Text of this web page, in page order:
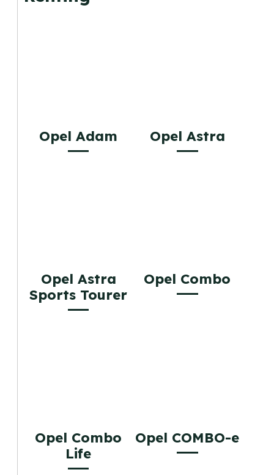
Opel Adam Opel Astra
Opel Astra
Sports Tourer
Opel Combo
Opel Combo
Life
Opel COMBO-e